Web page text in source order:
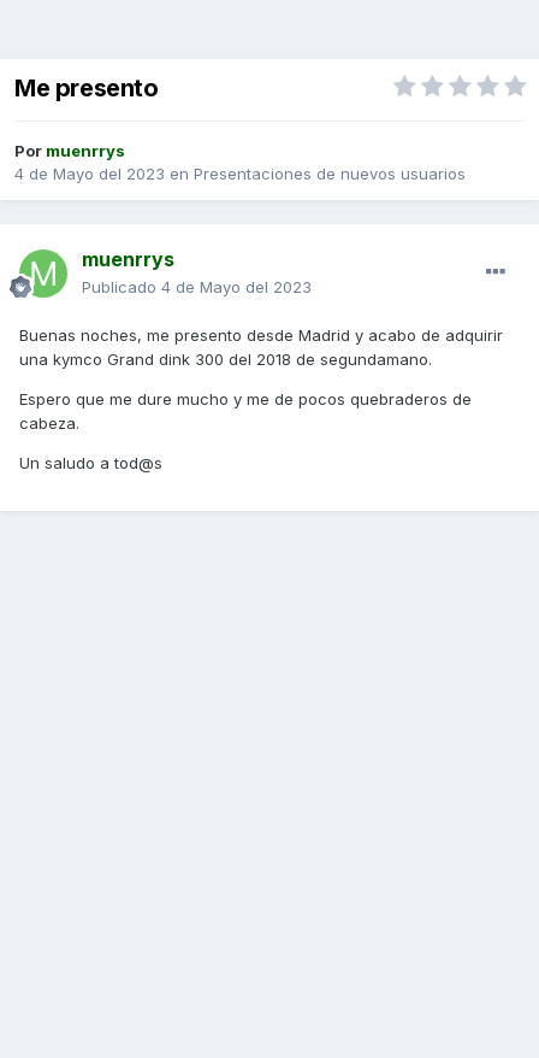
Me presento
Por muenrrys
4 de Mayo del 2023 en Presentaciones de nuevos usuarios
muenrrys
Publicado 4 de Mayo del 2023
Buenas noches, me presento desde Madrid y acabo de adquirir
una kymco Grand dink 300 del 2018 de segundamano.
Espero que me dure mucho y me de pocos quebraderos de
cabeza.
Un saludo a tod@s